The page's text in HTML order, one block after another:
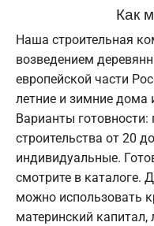
Как
Наша строительная
возведением
европейской части
летние и зимние дома
Варианты
строительства от 20
индивидуальные.
смотрите в каталоге.
можно использовать
материнский